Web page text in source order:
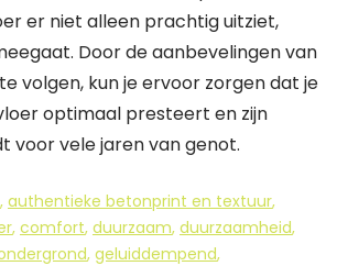
er niet alleen prachtig uitziet,
Door de aanbevelingen van
volgen, kun je ervoor zorgen dat je
optimaal presteert en zijn
voor vele jaren van genot.
, authentieke betonprint en textuur,
, comfort, duurzaam, duurzaamheid,
, geluiddempend,